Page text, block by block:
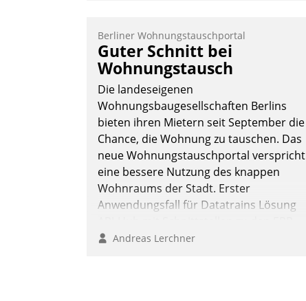
Berliner Wohnungstauschportal
Guter Schnitt bei
Wohnungstausch
Die landeseigenen
Wohnungsbaugesellschaften Berlins
bieten ihren Mietern seit September die
Chance, die Wohnung zu tauschen. Das
neue Wohnungstauschportal verspricht
eine bessere Nutzung des knappen
Wohnraums der Stadt. Erster
Anwendungsfall für Datatrains Lösung
Systemen der Unternehmen.
Andreas Lerchner